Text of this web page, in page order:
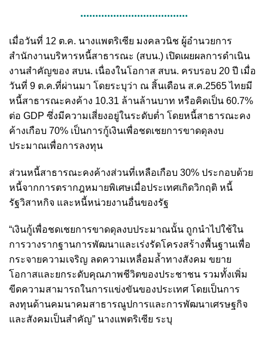
....................................
เมื่อวันที่ 12 ต.ค. นางแพตริเซีย มงคลวนิช ผู้อำนวยการ
สำนักงานบริหารหนี้สาธารณะ (สบน.) เปิดเผยผลการดำเนิน
งานสำคัญของ สบน. เนื่องในโอกาส สบน. ครบรอบ 20 ปี เมื่อ
วันที่ 9 ต.ค.ที่ผ่านมา โดยระบุว่า ณ สิ้นเดือน ส.ค.2565 ไทยมี
หนี้สาธารณะคงค้าง 10.31 ล้านล้านบาท หรือคิดเป็น 60.7%
ต่อ GDP ซึ่งมีความเสี่ยงอยู่ในระดับต่ำ โดยหนี้สาธารณะคง
ค้างเกือบ 70% เป็นการกู้เงินเพื่อชดเชยการขาดดุลงบ
ประมาณเพื่อการลงทุน
ส่วนหนี้สาธารณะคงค้างส่วนที่เหลือเกือบ 30% ประกอบด้วย
หนี้จากการตรากฎหมายพิเศษเมื่อประเทศเกิดวิกฤติ หนี้
รัฐวิสาหกิจ และหนี้หน่วยงานอื่นของรัฐ
“เงินกู้เพื่อชดเชยการขาดดุลงบประมาณนั้น ถูกนำไปใช้ใน
การวางรากฐานการพัฒนาและเร่งรัดโครงสร้างพื้นฐานเพื่อ
กระจายความเจริญ ลดความเหลื่อมล้ำทางสังคม ขยาย
โอกาสและยกระดับคุณภาพชีวิตของประชาชน รวมทั้งเพิ่ม
ขีดความสามารถในการแข่งขันของประเทศ โดยเป็นการ
ลงทุนด้านคมนาคมสาธารณูปการและการพัฒนาเศรษฐกิจ
และสังคมเป็นสำคัญ” นางแพตริเซีย ระบุ